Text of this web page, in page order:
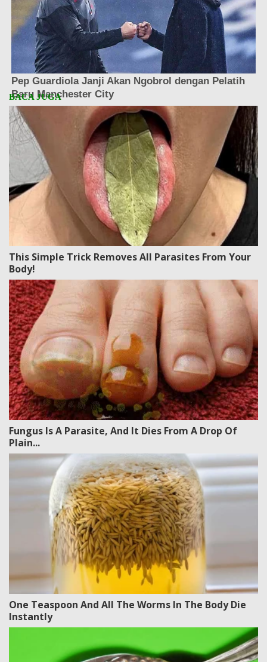
This Simple Trick Removes All Parasites From Your
Body!
Fungus Is A Parasite, And It Dies From A Drop Of
Plain...
One Teaspoon And All The Worms In The Body Die
Instantly